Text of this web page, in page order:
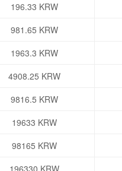
196.33 KRW
981.65 KRW
1963.3 KRW
4908.25 KRW
9816.5 KRW
19633 KRW
98165 KRW